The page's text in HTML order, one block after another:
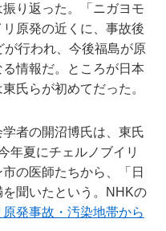
り返った。「ニガヨモ
原発の近くに、事故後
行われ、今後福島が原
情報だ。ところが日本
氏らが初めてだった。
者の開沼博氏は、東氏
年夏にチェルノブイリ
の医師たちから、「日
聞いたという。NHKの
発事故・汚染地帯から